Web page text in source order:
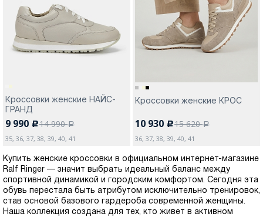
Кроссовки женские НАЙС-
ГРАНД
9 990 c14 990a
35, 36, 37, 38, 39, 40, 41
Кроссовки женские КРОС
10 930 c15 620a
36, 37, 38, 39, 40, 41
Купить женские кроссовки в официальном интернет-магазине
Ralf Ringer — значит выбрать идеальный баланс между
спортивной динамикой и городским комфортом. Сегодня эта
обувь перестала быть атрибутом исключительно тренировок,
став основой базового гардероба современной женщины.
Наша коллекция создана для тех, кто живет в активном